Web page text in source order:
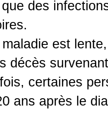
des
est
décès
certaines
ans après le